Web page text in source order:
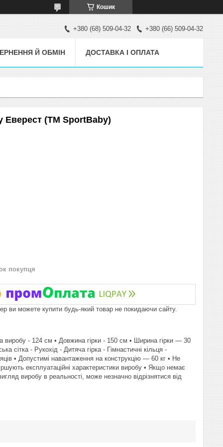
Кошик
+380 (68) 509-04-32 +380 (66) 509-04-32
Й ОБМІН ДОСТАВКА І ОПЛАТА
Еверест (ТМ SportBaby)
покупця
ви можете купити будь-який товар не покидаючи сайту.
- 124 см • Довжина гірки - 150 см • Ширина гірки — 30
сітка - Рукохід - Дитяча гірка - Гімнастичні кільця -
• Допустимі навантаження на конструкцію — 60 кг • Не
експлуатаційні характеристики виробу • Якщо немає
виробу в реальності, може незначно відрізнятися від